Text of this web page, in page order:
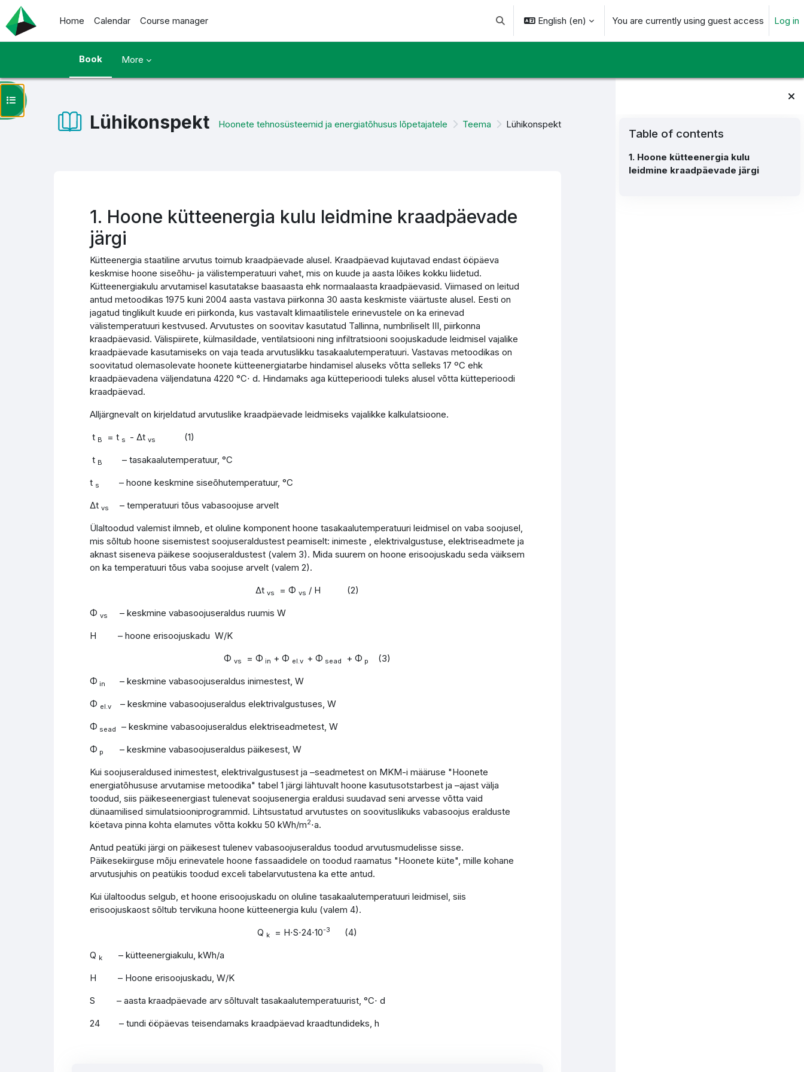
Skip to main content
Home
Calendar Course manager Toggle search input
English ‎(en)‎ You are currently using guest access Log in
Book More
Blocks
Table of contents
1. Hoone kütteenergia kulu
leidmine kraadpäevade järgi
Lühikonspekt Hoonete tehnosüsteemid ja energiatõhusus lõpetajatele Teema Lühikonspekt
Open course index
1. Hoone kütteenergia kulu leidmine kraadpäevade
järgi
Kütteenergia staatiline arvutus toimub kraadpäevade alusel. Kraadpäevad kujutavad endast ööpäeva
keskmise hoone siseõhu- ja välistemperatuuri vahet, mis on kuude ja aasta lõikes kokku liidetud.
Kütteenergiakulu arvutamisel kasutatakse baasaasta ehk normaalaasta kraadpäevasid. Viimased on leitud
antud metoodikas 1975 kuni 2004 aasta vastava piirkonna 30 aasta keskmiste väärtuste alusel. Eesti on
jagatud tinglikult kuude eri piirkonda, kus vastavalt klimaatilistele erinevustele on ka erinevad
välistemperatuuri kestvused. Arvutustes on soovitav kasutatud Tallinna, numbriliselt III, piirkonna
kraadpäevasid. Välispiirete, külmasildade, ventilatsiooni ning infiltratsiooni soojuskadude leidmisel vajalike
kraadpäevade kasutamiseks on vaja teada arvutuslikku tasakaalutemperatuuri. Vastavas metoodikas on
soovitatud olemasolevate hoonete kütteenergiatarbe hindamisel aluseks võtta selleks 17 ºC ehk
kraadpäevadena väljendatuna 4220 °C⋅ d. Hindamaks aga kütteperioodi tuleks alusel võtta kütteperioodi
kraadpäevad.
Alljärgnevalt on kirjeldatud arvutuslike kraadpäevade leidmiseks vajalikke kalkulatsioone.
t B = t s - Δt vs
(1)
t B – tasakaalutemperatuur, °C
t s – hoone keskmine siseõhutemperatuur, °C
Δt vs – temperatuuri tõus vabasoojuse arvelt
Ülaltoodud valemist ilmneb, et oluline komponent hoone tasakaalutemperatuuri leidmisel on vaba soojusel,
mis sõltub hoone sisemistest soojuseraldustest peamiselt: inimeste , elektrivalgustuse, elektriseadmete ja
aknast siseneva päikese soojuseraldustest (valem 3). Mida suurem on hoone erisoojuskadu seda väiksem
on ka temperatuuri tõus vaba soojuse arvelt (valem 2).
Δtvs = Φvs / H (2)
Φ vs
– keskmine vabasoojuseraldus ruumis W
H – hoone erisoojuskadu W/K
Φvs = Φ in + Φ el.v + Φ sead + Φ p
(3)
Φ in – keskmine vabasoojuseraldus inimestest, W
Φ el.v – keskmine vabasoojuseraldus elektrivalgustuses, W
Φ sead – keskmine vabasoojuseraldus elektriseadmetest, W
Φ p – keskmine vabasoojuseraldus päikesest, W
Kui soojuseraldused inimestest, elektrivalgustusest ja –seadmetest on MKM-i määruse "Hoonete
energiatõhususe arvutamise metoodika" tabel 1 järgi lähtuvalt hoone kasutusotstarbest ja –ajast välja
toodud, siis päikeseenergiast tulenevat soojusenergia eraldusi suudavad seni arvesse võtta vaid
dünaamilised simulatsiooniprogrammid. Lihtsustatud arvutustes on soovituslikuks vabasoojus eralduste
köetava pinna kohta elamutes võtta kokku 50 kWh/m2⋅a.
Antud peatüki järgi on päikesest tulenev vabasoojuseraldus toodud arvutusmudelisse sisse.
Päikesekiirguse mõju erinevatele hoone fassaadidele on toodud raamatus "Hoonete küte", mille kohane
arvutusjuhis on peatükis toodud exceli tabelarvutustena ka ette antud.
Kui ülaltoodus selgub, et hoone erisoojuskadu on oluline tasakaalutemperatuuri leidmisel, siis
erisoojuskaost sõltub tervikuna hoone kütteenergia kulu (valem 4).
Q k = H⋅S⋅24⋅10-3
(4)
Q k – kütteenergiakulu, kWh/a
H – Hoone erisoojuskadu, W/K
S – aasta kraadpäevade arv sõltuvalt tasakaalutemperatuurist, °C⋅ d
24 – tundi ööpäevas teisendamaks kraadpäevad kraadtundideks, h